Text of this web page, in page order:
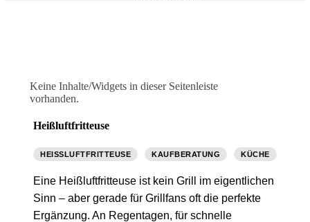
Keine Inhalte/Widgets in dieser Seitenleiste
vorhanden.
Heißluftfritteuse
HEISSLUFTFRITTEUSE KAUFBERATUNG KÜCHE
Eine Heißluftfritteuse ist kein Grill im eigentlichen
Sinn – aber gerade für Grillfans oft die perfekte
Ergänzung. An Regentagen, für schnelle